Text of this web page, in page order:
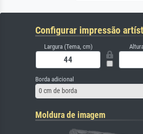
Configurar impressão
Largura (Tema, cm)
Borda adicional
0 cm de borda
Moldura de imagem